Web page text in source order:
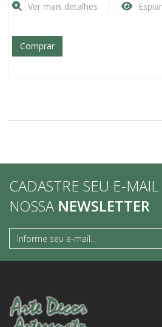
Ver mais detalhes Espiar
Comprar
CADASTRE SEU E-
NOSSA NEWSLETTER